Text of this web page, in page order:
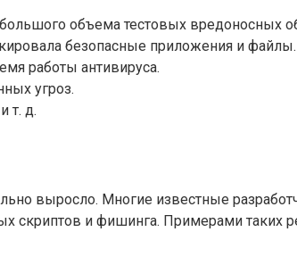
объема тестовых вредоносных
безопасные приложения и файлы.
работы антивируса.
угроз.
т. д.
выросло. Многие известные
скриптов и фишинга. Примерами таких